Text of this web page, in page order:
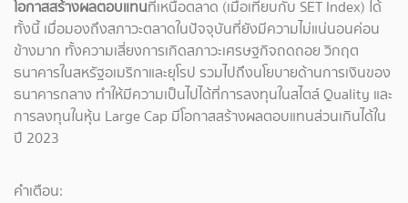
โอกาสสร้างผลตอบแทนที่เหนือตลาด (เมื่อเทียบกับ SET Index) ได้
ทั้งนี้ เมื่อมองถึงสภาวะตลาดในปัจจุบันที่ยังมีความไม่แน่นอนค่อน
ข้างมาก ทั้งความเสี่ยงการเกิดสภาวะเศรษฐกิจถดถอย วิกฤต
ธนาคารในสหรัฐอเมริกาและยุโรป รวมไปถึงนโยบายด้านการเงินของ
ธนาคารกลาง ทำให้มีความเป็นไปได้ที่การลงทุนในสไตล์ Quality และ
การลงทุนในหุ้น Large Cap มีโอกาสสร้างผลตอบแทนส่วนเกินได้ใน
ปี 2023
คำเตือน: